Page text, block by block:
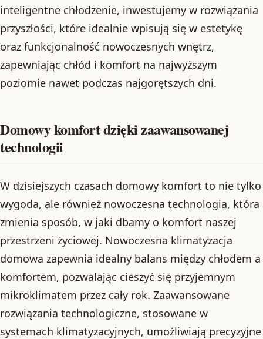
inteligentne chłodzenie, inwestujemy w rozwiązania
przyszłości, które idealnie wpisują się w estetykę
oraz funkcjonalność nowoczesnych wnętrz,
zapewniając chłód i komfort na najwyższym
poziomie nawet podczas najgorętszych dni.
Domowy komfort dzięki zaawansowanej
technologii
W dzisiejszych czasach domowy komfort to nie tylko
wygoda, ale również nowoczesna technologia, która
zmienia sposób, w jaki dbamy o komfort naszej
przestrzeni życiowej. Nowoczesna klimatyzacja
domowa zapewnia idealny balans między chłodem a
komfortem, pozwalając cieszyć się przyjemnym
mikroklimatem przez cały rok. Zaawansowane
rozwiązania technologiczne, stosowane w
systemach klimatyzacyjnych, umożliwiają precyzyjne